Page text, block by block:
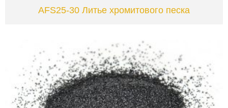
AFS25-30 Литье хромитового песка
VIEW